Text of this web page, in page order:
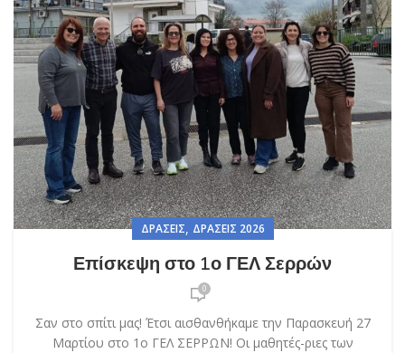
ΔΡΆΣΕΙΣ, ΔΡΆΣΕΙΣ 2026
Επίσκεψη στο 1ο ΓΕΛ Σερρών
0
Σαν στο σπίτι μας! Έτσι αισθανθήκαμε την Παρασκευή 27
Μαρτίου στο 1ο ΓΕΛ ΣΕΡΡΩΝ! Οι μαθητές-ριες των